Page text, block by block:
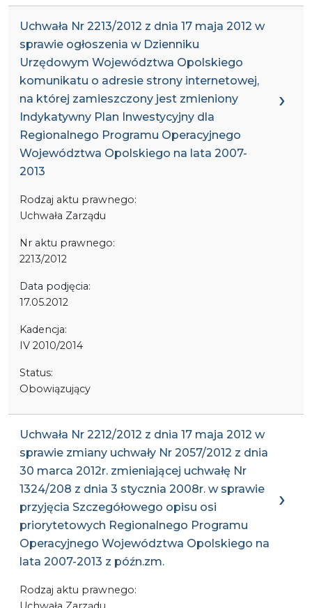
Uchwała Nr 2213/2012 z dnia 17 maja 2012 w
sprawie ogłoszenia w Dzienniku
Urzędowym Województwa Opolskiego
komunikatu o adresie strony internetowej,
na której zamieszczony jest zmieniony
Indykatywny Plan Inwestycyjny dla
Regionalnego Programu Operacyjnego
Województwa Opolskiego na lata 2007-
2013
Rodzaj aktu prawnego:
Uchwała Zarządu
Nr aktu prawnego:
2213/2012
Data podjęcia:
17.05.2012
Kadencja:
IV 2010/2014
Status:
Obowiązujący
Uchwała Nr 2212/2012 z dnia 17 maja 2012 w
sprawie zmiany uchwały Nr 2057/2012 z dnia
30 marca 2012r. zmieniającej uchwałę Nr
1324/208 z dnia 3 stycznia 2008r. w sprawie
przyjęcia Szczegółowego opisu osi
priorytetowych Regionalnego Programu
Operacyjnego Województwa Opolskiego na
lata 2007-2013 z późn.zm.
Rodzaj aktu prawnego: